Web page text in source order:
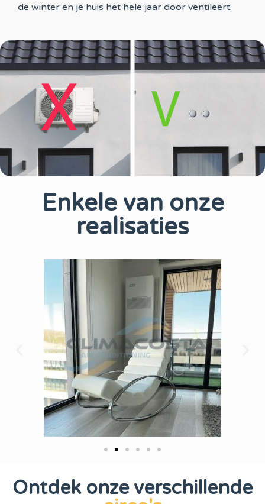
de winter en je huis het hele jaar door ventileert.
Enkele van onze
realisaties
Ontdek onze verschillende